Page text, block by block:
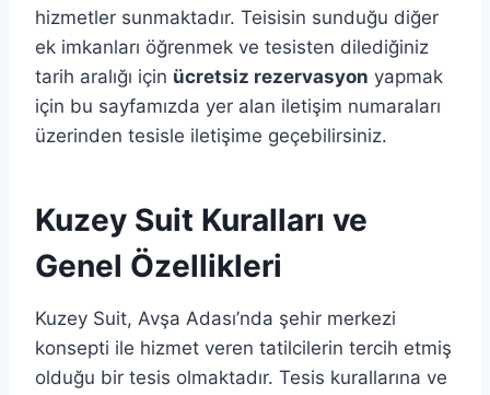
hizmetler sunmaktadır. Teisisin sunduğu diğer
ek imkanları öğrenmek ve tesisten dilediğiniz
tarih aralığı için ücretsiz rezervasyon yapmak
için bu sayfamızda yer alan iletişim numaraları
üzerinden tesisle iletişime geçebilirsiniz.
Kuzey Suit Kuralları ve
Genel Özellikleri
Kuzey Suit, Avşa Adası’nda şehir merkezi
konsepti ile hizmet veren tatilcilerin tercih etmiş
olduğu bir tesis olmaktadır. Tesis kurallarına ve